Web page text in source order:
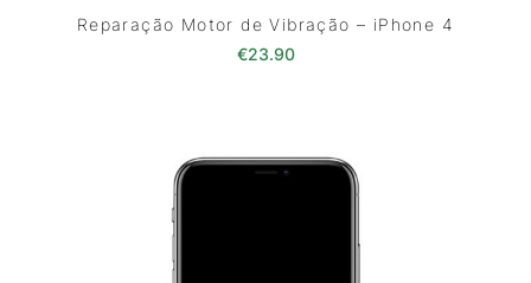
Reparação Motor de Vibração – iPhone 4
€23.90